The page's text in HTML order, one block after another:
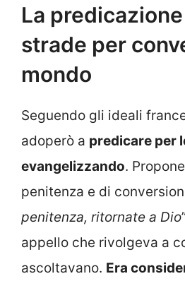
La
strade per
mondo
Seguendo gli ideali
adoperò a predicare per
evangelizzando.
penitenza e di
penitenza, ritornate a Dio
appello che rivolgeva a
ascoltavano. Era